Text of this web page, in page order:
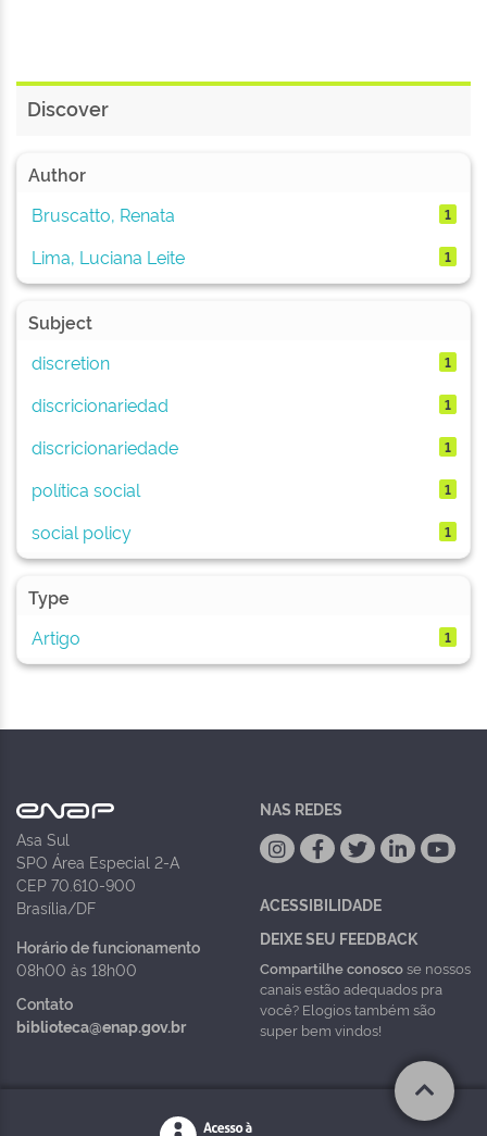
Discover
Author
Bruscatto, Renata
1
Lima, Luciana Leite 1
Subject
discretion
1
discricionariedad 1
discricionariedade 1
política social 1
social policy 1
Type
Artigo
1
Asa Sul
SPO Área Especial 2-A
CEP 70.610-900
Brasília/DF
Horário de funcionamento
08h00 às 18h00
Contato
biblioteca@enap.gov.br
NAS REDES
ACESSIBILIDADE
DEIXE SEU FEEDBACK
Compartilhe conoscose nossos
canais estão adequados pra
você? Elogios também são
super bem vindos!